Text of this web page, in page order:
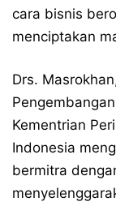
cara bisnis
menciptakan
Drs.
Kementrian
Indonesia
bermitra